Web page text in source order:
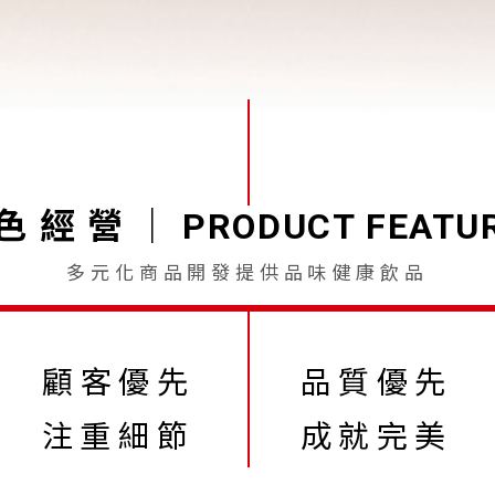
經 營 PRODUCT
多元化商品開發提供品味健康飲品
顧客優先
注重細節
品質優先
成就完美